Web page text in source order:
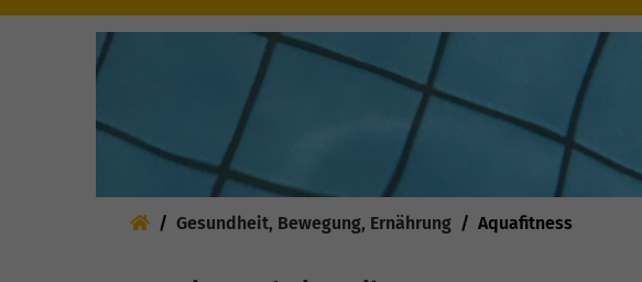
Gesundheit, Bewegung, Ernährung Aquafitness